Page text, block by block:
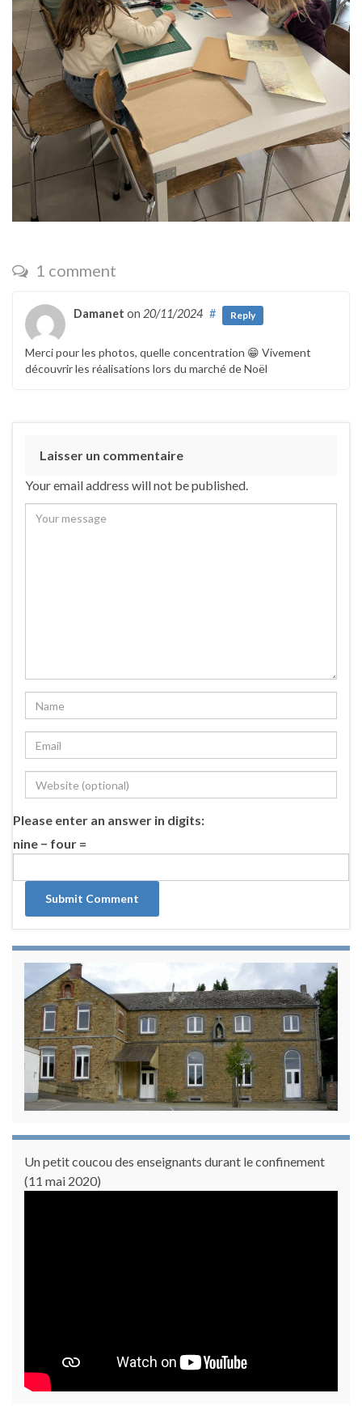
1 comment
Damanet on 20/11/2024 # Reply
Merci pour les photos, quelle concentration 😁 Vivement
découvrir les réalisations lors du marché de Noël
Laisser un commentaire
Your email address will not be published.
Please enter an answer in digits:
nine − four =
Un petit coucou des enseignants durant le confinement
(11 mai 2020)